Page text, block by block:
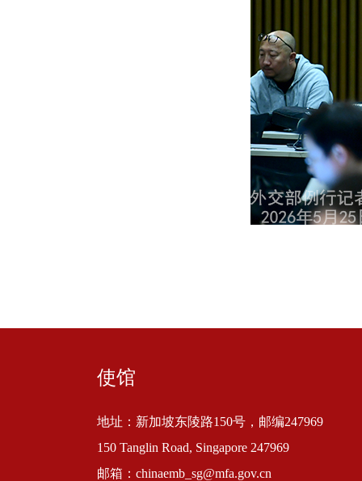
使馆
地址：新加坡东陵路150号，邮编247969
150 Tanglin Road, Singapore 247969
邮箱：chinaemb_sg@mfa.gov.cn